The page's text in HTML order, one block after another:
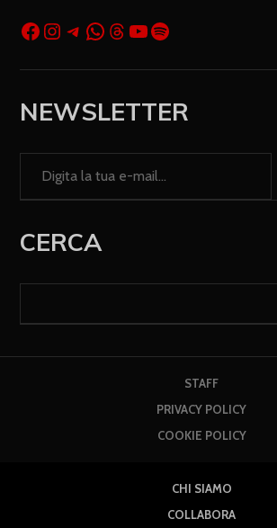
NEWSLETTER
CERCA
STAFF
PRIVACY POLICY
COOKIE POLICY
CHI SIAMO
COLLABORA